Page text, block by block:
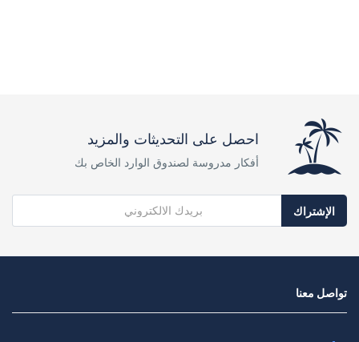
احصل على التحديثات والمزيد
أفكار مدروسة لصندوق الوارد الخاص بك
الإشتراك
تواصل معنا